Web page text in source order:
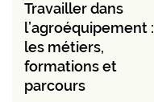
Travailler dans
l’agroéquipement :
les métiers,
formations et
parcours